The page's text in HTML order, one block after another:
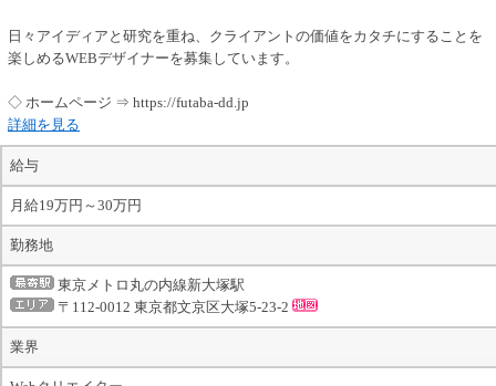
日々アイディアと研究を重ね、クライアントの価値をカタチにすることを
楽しめるWEBデザイナーを募集しています。
◇ ホームページ ⇒ https://futaba-dd.jp
詳細を見る
給与
月給19万円～30万円
勤務地
東京メトロ丸の内線新大塚駅
〒112-0012 東京都文京区大塚5-23-2
業界